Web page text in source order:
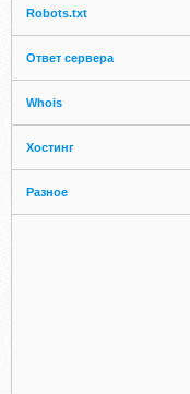
Robots.txt
Ответ сервера
Whois
Хостинг
Разное